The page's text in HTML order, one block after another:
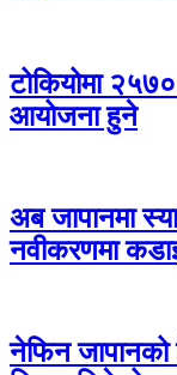
टोकियोमा
आयोजना हुने
अब जापानमा
नवीकरणमा
नेफिन जापानको